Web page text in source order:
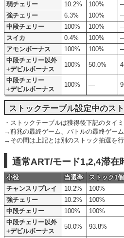
弱チェリー
10.2% 100%
強チェリー
6.3% 100%
中段チェリー
100% 100%
スイカ
0.4% 100%
アモンボーナス
100% 100%
中段チェリー以外
+デビルボーナス
100% 50.0%
中段チェリー
+デビルボーナス
100% ―
ストックテーブル設定中のス
・ストックテーブルは獲得後下記のタイ
→前兆の最終ゲーム、バトルの最終ゲー
→その間は上記とは別のストック抽選を行
通常ART/モード1,2,4滞在
小役 当選率 ストック1個
チャンスリプレイ
10.2% 100%
強チェリー
10.2% 100%
中段チェリー
100% 100%
中段チェリー以外
+デビルボーナス
50.0% 93.8%